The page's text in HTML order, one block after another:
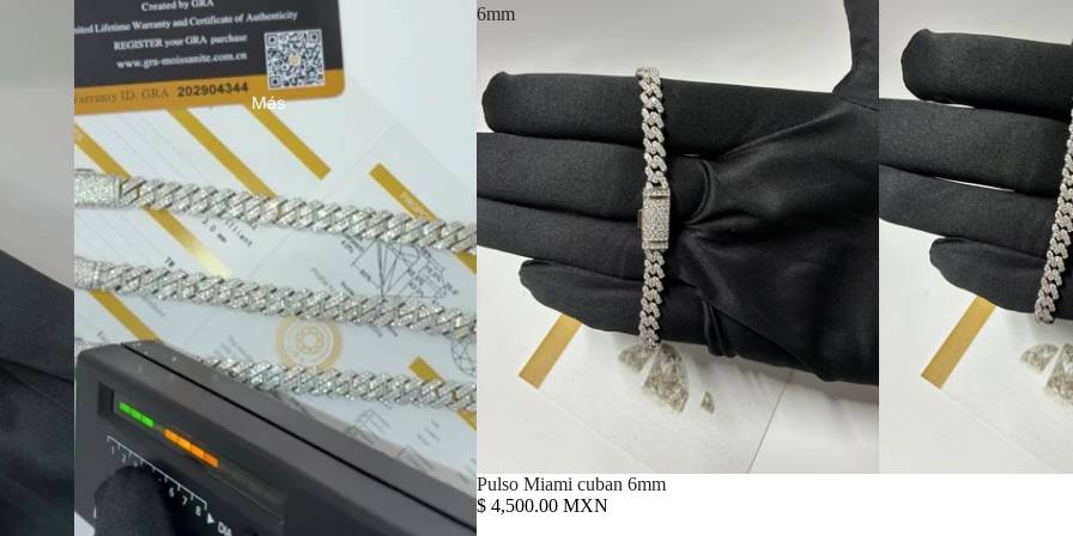
Más
6mm
Pulso Miami cuban 6mm
$ 4,500.00 MXN
Política de privacidad